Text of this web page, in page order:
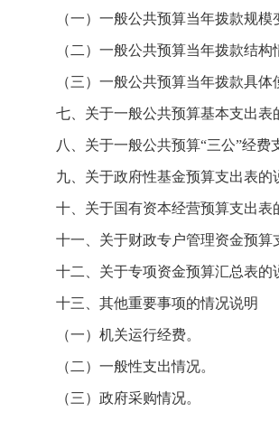
（一）一般公共预算当年拨款规模
（二）一般公共预算当年拨款结构
（三）一般公共预算当年拨款具体
七、关于一般公共预算基本支出表
八、关于一般公共预算“三公”经费
九、关于政府性基金预算支出表的
十、关于国有资本经营预算支出表
十一、关于财政专户管理资金预算
十二、关于专项资金预算汇总表的
十三、其他重要事项的情况说明
（一）机关运行经费。
（二）一般性支出情况。
（三）政府采购情况。